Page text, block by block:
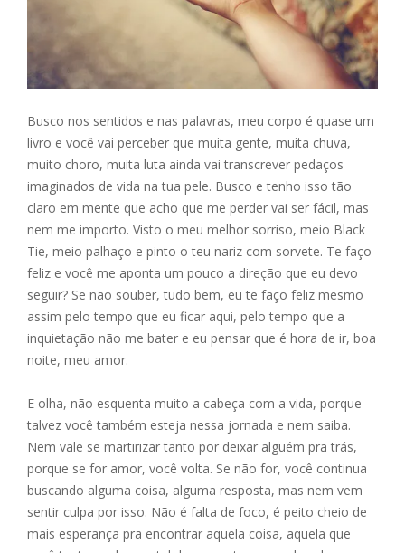
Busco nos sentidos e nas palavras, meu corpo é quase um
livro e você vai perceber que muita gente, muita chuva,
muito choro, muita luta ainda vai transcrever pedaços
imaginados de vida na tua pele. Busco e tenho isso tão
claro em mente que acho que me perder vai ser fácil, mas
nem me importo. Visto o meu melhor sorriso, meio Black
Tie, meio palhaço e pinto o teu nariz com sorvete. Te faço
feliz e você me aponta um pouco a direção que eu devo
seguir? Se não souber, tudo bem, eu te faço feliz mesmo
assim pelo tempo que eu ficar aqui, pelo tempo que a
inquietação não me bater e eu pensar que é hora de ir, boa
noite, meu amor.
E olha, não esquenta muito a cabeça com a vida, porque
talvez você também esteja nessa jornada e nem saiba.
Nem vale se martirizar tanto por deixar alguém pra trás,
porque se for amor, você volta. Se não for, você continua
buscando alguma coisa, alguma resposta, mas nem vem
sentir culpa por isso. Não é falta de foco, é peito cheio de
mais esperança pra encontrar aquela coisa, aquela que